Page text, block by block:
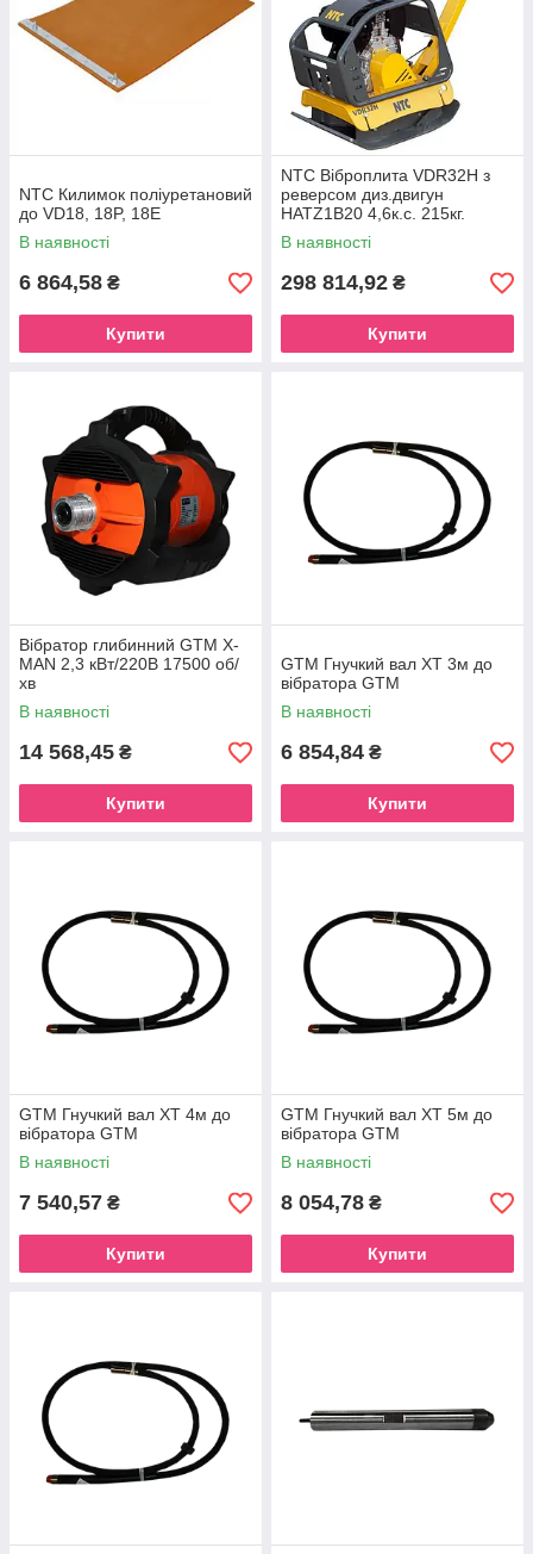
NTC Килимок поліуретановий
до VD18, 18P, 18E
В наявності
6 864,58 ₴
Купити
NTC Віброплита VDR32H з
реверсом диз.двигун
HATZ1B20 4,6к.с. 215кг.
розмір плити 500*750мм (з
колесами)
В наявності
298 814,92 ₴
Купити
Вібратор глибинний GTM X-
MAN 2,3 кВт/220В 17500 об/
хв
В наявності
14 568,45 ₴
Купити
GTM Гнучкий вал XT 3м до
вібратора GTM
В наявності
6 854,84 ₴
Купити
GTM Гнучкий вал XT 4м до
вібратора GTM
В наявності
7 540,57 ₴
Купити
GTM Гнучкий вал XT 5м до
вібратора GTM
В наявності
8 054,78 ₴
Купити